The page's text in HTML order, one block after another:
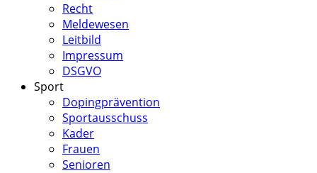
Recht
Meldewesen
Leitbild
Impressum
DSGVO
Sport
Dopingprävention
Sportausschuss
Kader
Frauen
Senioren